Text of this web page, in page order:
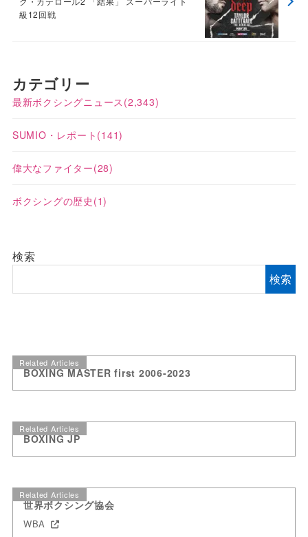
級12回戦
カテゴリー
最新ボクシングニュース (2,343)
SUMIO・レポート (141)
偉大なファイター(28)
ボクシングの歴史 (1)
検索
検索
Related Articles
BOXING MASTER first 2006-2023
Related Articles
BOXING JP
Related Articles
世界ボクシング協会
WBA